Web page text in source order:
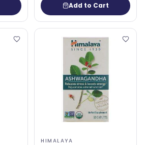
Add to Cart
HIMALAYA